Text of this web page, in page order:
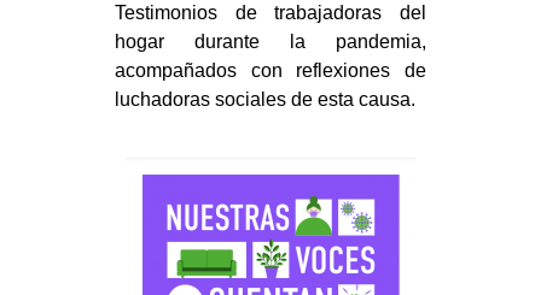
Testimonios de trabajadoras del
hogar durante la pandemia,
acompañados con reflexiones de
luchadoras sociales de esta causa.